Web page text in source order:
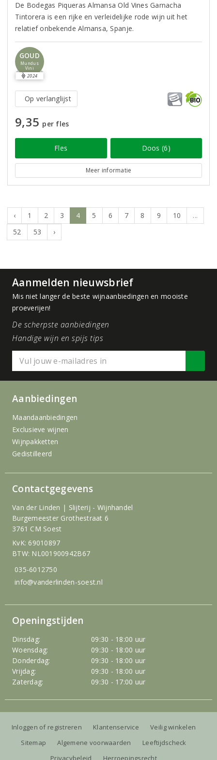
De Bodegas Piqueras Almansa Old Vines Garnacha
Tintorera is een rijke en verleidelijke rode wijn uit het
relatief onbekende Almansa, Spanje.
GOUD
Mundus
Vini
2024
Op verlanglijst
9,35 per fles
Fles Doos (6)
Meer informatie
‹ 1 2 3 4 5 6 7 8 9 10
...
52
53 ›
Aanmelden nieuwsbrief
Mis niet langer de beste wijnaanbiedingen en mooiste
proeverijen!
De scherpste aanbiedingen
Handige wijn en spijs tips
Aanbiedingen
Maandaanbiedingen
Exclusieve wijnen
Wijnpakketten
Gedistilleerd
Contactgegevens
Van der Linden | Slijterij - Wijnhandel
Burgemeester Grothestraat 6
3761 CM Soest
KvK: 69010897
BTW: NL001900942B67
035-6012750
info@vanderlinden-soest.nl
Openingstijden
Dinsdag:
09:30 - 18:00 uur
Woensdag:
09:30 - 18:00 uur
Donderdag:
09:30 - 18:00 uur
Vrijdag:
09:30 - 18:00 uur
Zaterdag:
09:30 - 17:00 uur
Inloggen of registreren Klantenservice
Veilig winkelen
Sitemap
Algemene voorwaarden
Leeftijdscheck
Privacybeleid
Herroepingsrecht